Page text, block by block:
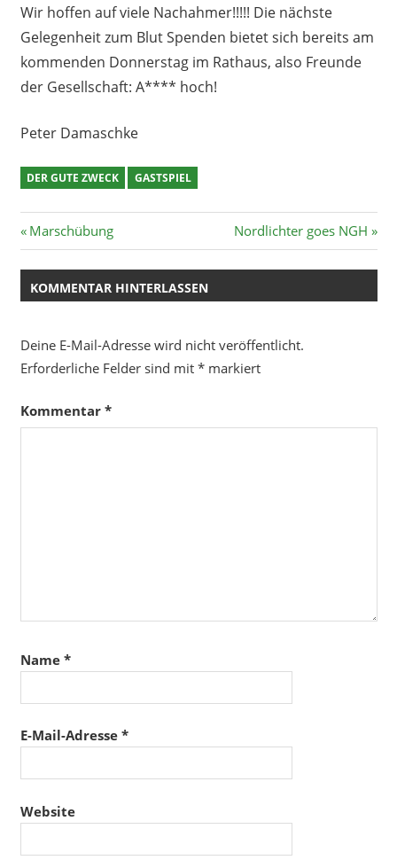
Wir hoffen auf viele Nachahmer!!!!! Die nächste
Gelegenheit zum Blut Spenden bietet sich bereits am
kommenden Donnerstag im Rathaus, also Freunde
der Gesellschaft: A**** hoch!
Peter Damaschke
DER GUTE ZWECK GASTSPIEL
Beitragsnavigation
Vorheriger
Beitrag:
Marschübung
Nächster
Beitrag:
Nordlichter goes NGH
KOMMENTAR HINTERLASSEN
Deine E-Mail-Adresse wird nicht veröffentlicht.
Erforderliche Felder sind mit *markiert
Kommentar *
Name *
E-Mail-Adresse *
Website